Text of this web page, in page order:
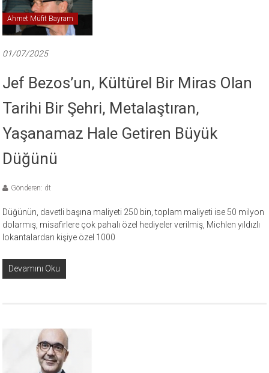
Ahmet Müfit Bayram
01/07/2025
Jef Bezos’un, Kültürel Bir Miras Olan
Tarihi Bir Şehri, Metalaştıran,
Yaşanamaz Hale Getiren Büyük
Düğünü
Gönderen: dt
Düğünün, davetli başına maliyeti 250 bin, toplam maliyeti ise 50 milyon
dolarmış, misafirlere çok pahalı özel hediyeler verilmiş, Michlen yıldızlı
lokantalardan kişiye özel 1000
Devamını Oku